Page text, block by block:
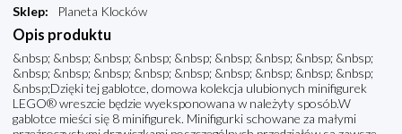
Sklep: Planeta Klocków
Opis produktu
&nbsp; &nbsp; &nbsp; &nbsp; &nbsp; &nbsp; &nbsp; &nbsp; &nbsp;
&nbsp; &nbsp; &nbsp; &nbsp; &nbsp; &nbsp; &nbsp; &nbsp; &nbsp;
&nbsp;Dzięki tej gablotce, domowa kolekcja ulubionych minifigurek
LEGO® wreszcie będzie wyeksponowana w należyty sposób.W
gablotce mieści się 8 minifigurek. Minifigurki schowane za małymi